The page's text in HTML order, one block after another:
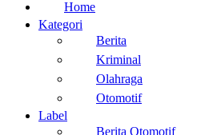
Home
Kategori
Berita
Kriminal
Olahraga
Otomotif
Label
Berita Otomotif